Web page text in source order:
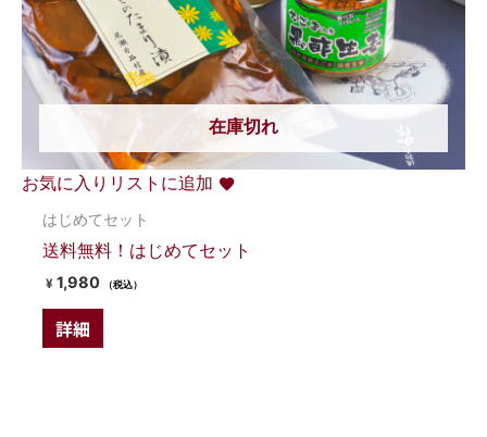
在庫切れ
お気に入りリストに追加
はじめてセット
送料無料！はじめてセット
¥ 1,980 （税込）
詳細